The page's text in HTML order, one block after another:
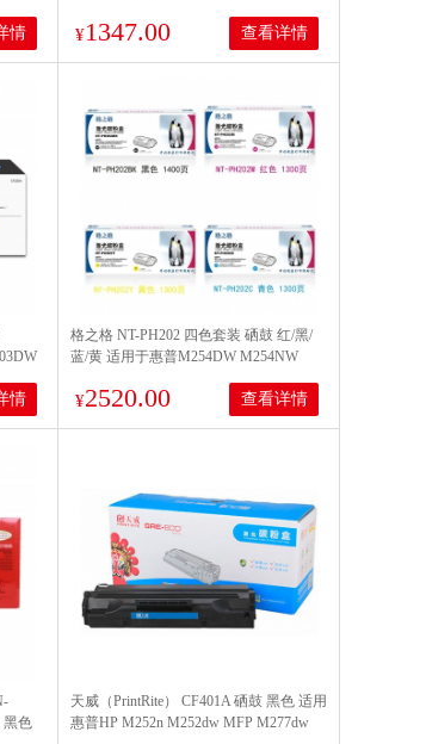
情
单支装
¥1347.00 查看详情
情
格之格 NT-PH202 四色套装 硒鼓 红/黑/
蓝/黄 适用于惠普M254DW M254NW
盒hpCF500A硒鼓
¥2520.00 查看详情
黑色
天威（PrintRite） CF401A 硒鼓 黑色 适用
惠普HP M252n M252dw MFP M277dw